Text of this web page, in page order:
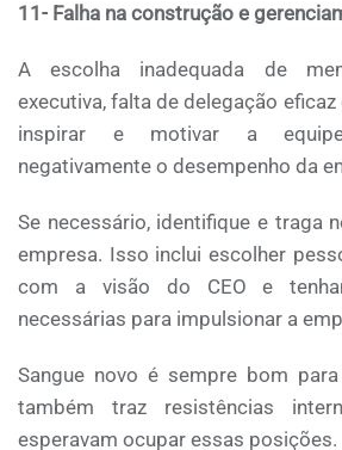
11- Falha na construção e
A escolha inadequada de
executiva, falta de delegação
inspirar e motivar a
negativamente o desempenho da
Se necessário, identifique e traga
empresa. Isso inclui escolher
com a visão do CEO e
necessárias para impulsionar a
Sangue novo é sempre bom
também traz resistências
esperavam ocupar essas posições.